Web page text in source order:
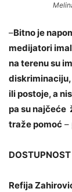
–Bitno je
medijatori
na terenu su
diskriminaciju,
ili postoje, a
pa su najčeće
traže pomoć –
Refija